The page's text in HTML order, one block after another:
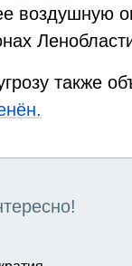
воздушную
также